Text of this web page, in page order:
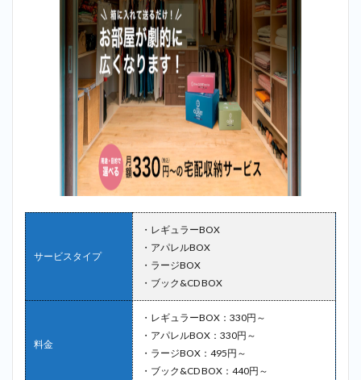
サービスタイプ
・レギュラーBOX
・アパレルBOX
・ラージBOX
・ブック&CD BOX
料金
・レギュラーBOX：330円～
・アパレルBOX：330円～
・ラージBOX：495円～
・ブック&CD BOX：440円～